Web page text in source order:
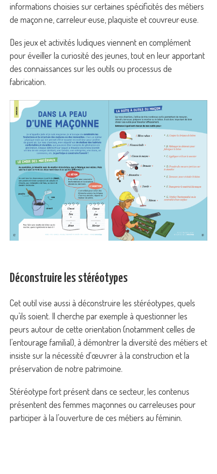
informations choisies sur certaines spécificités des métiers
de maçon·ne, carreleur·euse, plaquiste et couvreur·euse.
Des jeux et activités ludiques viennent en complément
pour éveiller la curiosité des jeunes, tout en leur apportant
des connaissances sur les outils ou processus de
fabrication.
Déconstruire les stéréotypes
Cet outil vise aussi à déconstruire les stéréotypes, quels
qu’ils soient. Il cherche par exemple à questionner les
peurs autour de cette orientation (notamment celles de
l’entourage familial), à démontrer la diversité des métiers et
insiste sur la nécessité d'œuvrer à la construction et la
préservation de notre patrimoine.
Stéréotype fort présent dans ce secteur, les contenus
présentent des femmes maçonnes ou carreleuses pour
participer à la l’ouverture de ces métiers au féminin.